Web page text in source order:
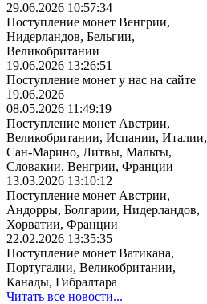
29.06.2026 10:57:34
Поступление монет Венгрии,
Нидерландов, Бельгии,
Великобритании
19.06.2026 13:26:51
Поступление монет у нас на сайте
19.06.2026
08.05.2026 11:49:19
Поступление монет Австрии,
Великобритании, Испании, Италии,
Сан-Марино, Литвы, Мальты,
Словакии, Венгрии, Франции
13.03.2026 13:10:12
Поступление монет Австрии,
Андорры, Болгарии, Нидерландов,
Хорватии, Франции
22.02.2026 13:35:35
Поступление монет Ватикана,
Португалии, Великобритании,
Канады, Гибралтара
Читать все новости...